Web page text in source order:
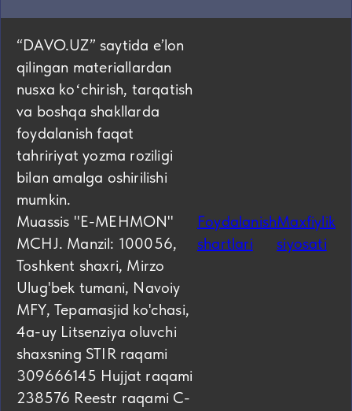
“DAVO.UZ” saytida eʼlon
qilingan materiallardan
nusxa koʻchirish, tarqatish
va boshqa shakllarda
foydalanish faqat
tahririyat yozma roziligi
bilan amalga oshirilishi
mumkin.
Muassis "E-MEHMON"
MCHJ. Manzil: 100056,
Toshkent shaxri, Mirzo
Ulug'bek tumani, Navoiy
MFY, Tepamasjid ko'chasi,
4а-uy Litsenziya oluvchi
shaxsning STIR raqami
309666145 Hujjat raqami
238576 Reestr raqami C-
Foydalanish
shartlari
Maxfiylik
siyosati